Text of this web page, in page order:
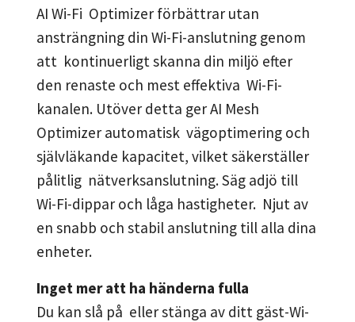
AI Wi-Fi Optimizer förbättrar utan
ansträngning din Wi-Fi-anslutning genom
att kontinuerligt skanna din miljö efter
den renaste och mest effektiva Wi-Fi-
kanalen. Utöver detta ger AI Mesh
Optimizer automatisk vägoptimering och
självläkande kapacitet, vilket säkerställer
pålitlig nätverksanslutning. Säg adjö till
Wi-Fi-dippar och låga hastigheter. Njut av
en snabb och stabil anslutning till alla dina
enheter.
Inget mer att ha händerna fulla
Du kan slå på eller stänga av ditt gäst-Wi-